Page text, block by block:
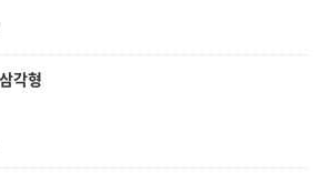
각형